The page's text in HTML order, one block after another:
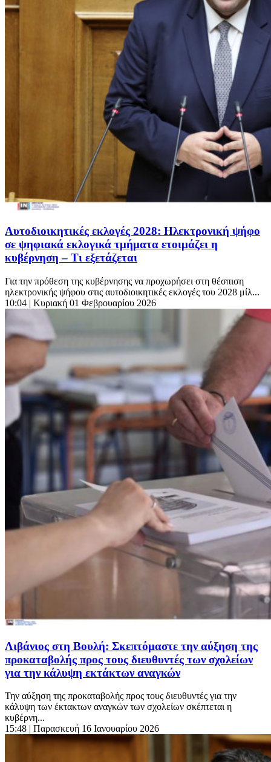
Αυτοδιοικητικές εκλογές 2028: Ηλεκτρονική ψήφο
σε ψηφιακά εκλογικά τμήματα ετοιμάζει η
κυβέρνηση – Τι εξετάζεται
Για την πρόθεση της κυβέρνησης να προχωρήσει στη θέσπιση
ηλεκτρονικής ψήφου στις αυτοδιοικητικές εκλογές του 2028 μίλ...
10:04 | Κυριακή 01 Φεβρουαρίου 2026
Λιβάνιος στη Βουλή: Σκεπτόμαστε την αύξηση της
προκαταβολής προς τους διευθυντές των σχολείων
για την κάλυψη εκτάκτων αναγκών
Την αύξηση της προκαταβολής προς τους διευθυντές για την
κάλυψη των έκτακτων αναγκών των σχολείων σκέπτεται η
κυβέρνη...
15:48 | Παρασκευή 16 Ιανουαρίου 2026